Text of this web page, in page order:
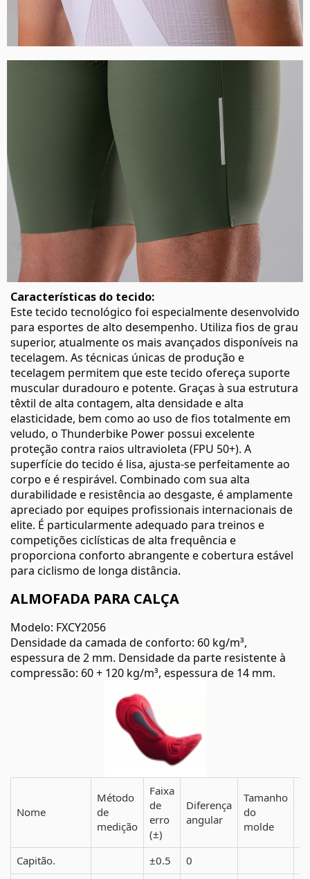
Características do tecido:
Este tecido tecnológico foi especialmente desenvolvido
para esportes de alto desempenho. Utiliza fios de grau
superior, atualmente os mais avançados disponíveis na
tecelagem. As técnicas únicas de produção e
tecelagem permitem que este tecido ofereça suporte
muscular duradouro e potente. Graças à sua estrutura
têxtil de alta contagem, alta densidade e alta
elasticidade, bem como ao uso de fios totalmente em
veludo, o Thunderbike Power possui excelente
proteção contra raios ultravioleta (FPU 50+). A
superfície do tecido é lisa, ajusta-se perfeitamente ao
corpo e é respirável. Combinado com sua alta
durabilidade e resistência ao desgaste, é amplamente
apreciado por equipes profissionais internacionais de
elite. É particularmente adequado para treinos e
competições ciclísticas de alta frequência e
proporciona conforto abrangente e cobertura estável
para ciclismo de longa distância.
ALMOFADA PARA CALÇA
Modelo: FXCY2056
Densidade da camada de conforto: 60 kg/m³,
espessura de 2 mm. Densidade da parte resistente à
compressão: 60 + 120 kg/m³, espessura de 14 mm.
Nome
Método
de
medição
Faixa
de
erro
(±)
Diferença
angular
Tamanho
do
molde
Capitão. ±0.5
0